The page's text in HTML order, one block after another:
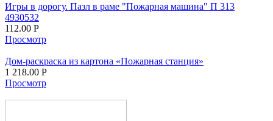
Игры в дорогу. Пазл в раме "Пожарная машина" П 313
4930532
112.00 Р
Просмотр
Дом-раскраска из картона «Пожарная станция»
1 218.00 Р
Просмотр